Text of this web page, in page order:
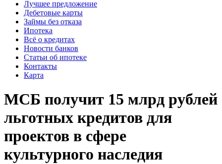
Меню Лучшее предложение
Дебетовые карты
Займы без отказа
Ипотека
Всё о кредитах
Новости банков
Статьи об ипотеке
Контакты
Карта
МСБ получит 15 млрд рублей
льготных кредитов для
проектов в сфере
культурного наследия